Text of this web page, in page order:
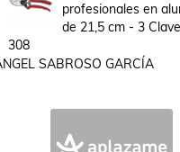
profesionales en
de 21,5 cm - 3
308
SABROSO GARCÍA